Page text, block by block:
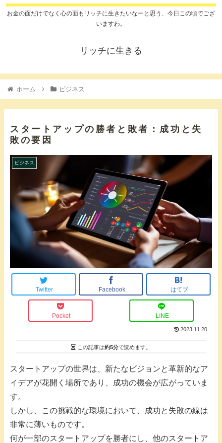
お金の面だけでなく心の面もリッチに生きたいなーと思う、今日この頃でござ
いますわ。
リッチに生きる
ホーム ビジネス
スタートアップの勝者と敗者：成功と失
敗の要因
ビジネス
Twitter Facebook はてブ
Pocket LINE
2023.11.20
この記事は約5分で読めます。
スタートアップの世界は、新たなビジョンと革新的なア
イデアが花開く場所であり、成功の機会が広がっていま
す。
しかし、この挑戦的な環境において、成功と失敗の線は
非常に薄いものです。
何が一部のスタートアップを勝者にし、他のスタートア